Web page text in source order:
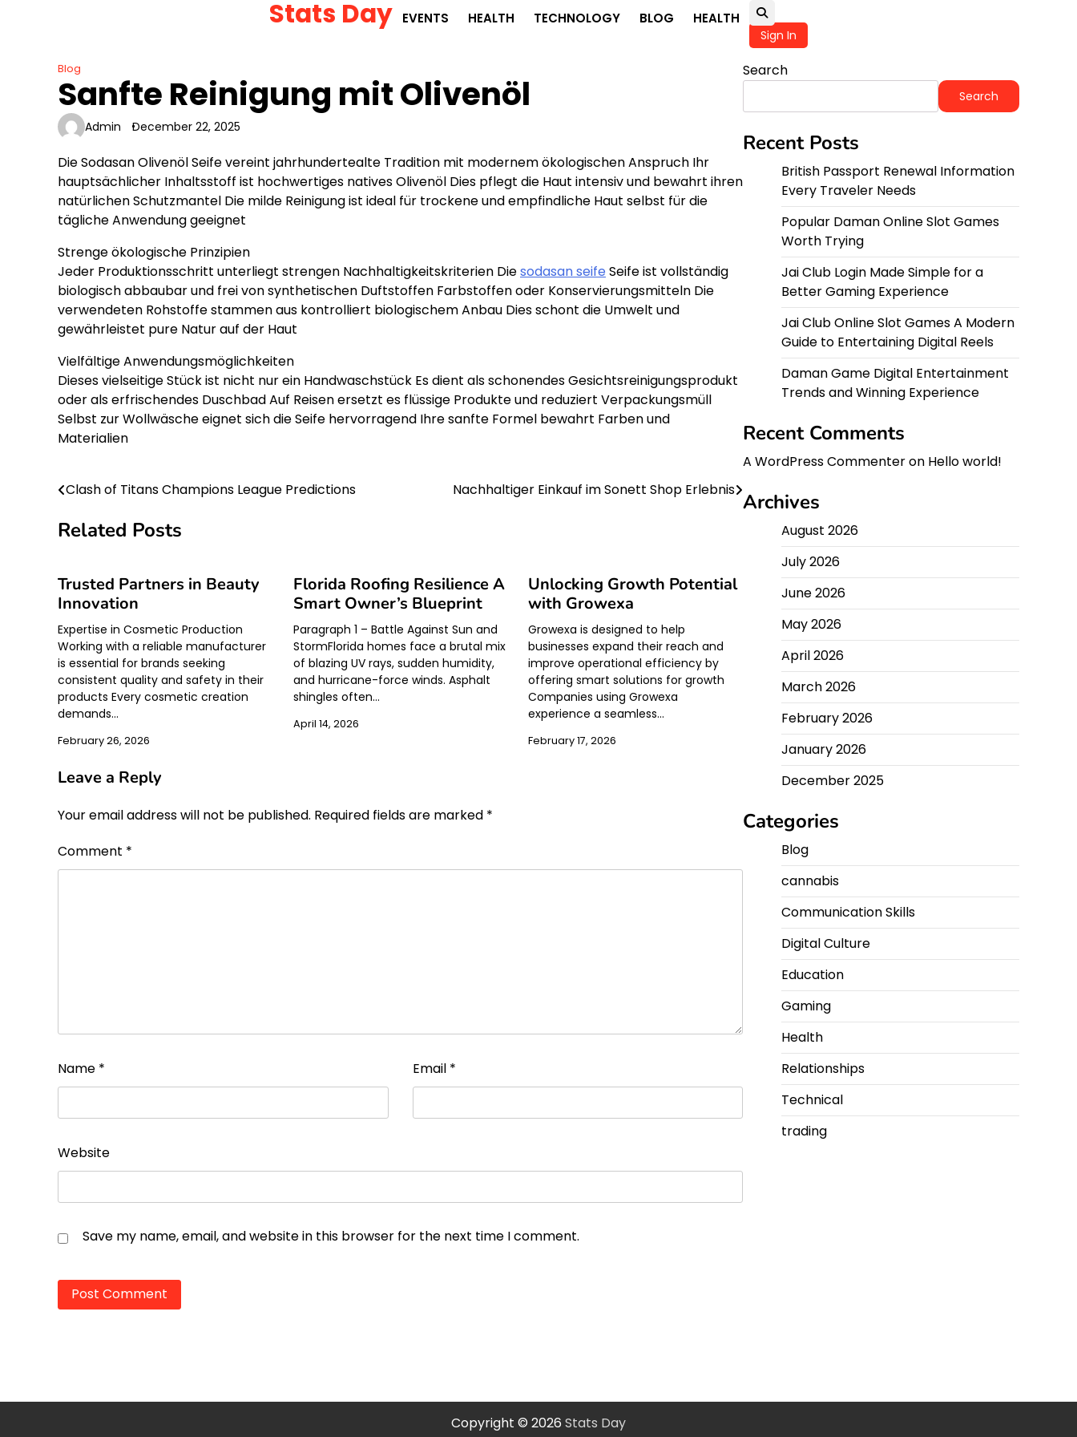
Stats Day EVENTS HEALTH TECHNOLOGY BLOG HEALTH
Sign In
Blog
Sanfte Reinigung mit Olivenöl
Admin December 22, 2025
Die Sodasan Olivenöl Seife vereint jahrhundertealte Tradition mit modernem ökologischen Anspruch Ihr
hauptsächlicher Inhaltsstoff ist hochwertiges natives Olivenöl Dies pflegt die Haut intensiv und bewahrt ihren
natürlichen Schutzmantel Die milde Reinigung ist ideal für trockene und empfindliche Haut selbst für die
tägliche Anwendung geeignet
Strenge ökologische Prinzipien
Jeder Produktionsschritt unterliegt strengen Nachhaltigkeitskriterien Diesodasan seife Seife ist vollständig
biologisch abbaubar und frei von synthetischen Duftstoffen Farbstoffen oder Konservierungsmitteln Die
verwendeten Rohstoffe stammen aus kontrolliert biologischem Anbau Dies schont die Umwelt und
gewährleistet pure Natur auf der Haut
Vielfältige Anwendungsmöglichkeiten
Dieses vielseitige Stück ist nicht nur ein Handwaschstück Es dient als schonendes Gesichtsreinigungsprodukt
oder als erfrischendes Duschbad Auf Reisen ersetzt es flüssige Produkte und reduziert Verpackungsmüll
Selbst zur Wollwäsche eignet sich die Seife hervorragend Ihre sanfte Formel bewahrt Farben und
Materialien
Post
navigation
Clash of Titans Champions League Predictions Nachhaltiger Einkauf im Sonett Shop Erlebnis
Related Posts
Trusted Partners in Beauty
Innovation
Expertise in Cosmetic Production
Working with a reliable manufacturer
is essential for brands seeking
consistent quality and safety in their
products Every cosmetic creation
demands…
February 26, 2026
Florida Roofing Resilience A
Smart Owner’s Blueprint
Paragraph 1 – Battle Against Sun and
StormFlorida homes face a brutal mix
of blazing UV rays, sudden humidity,
and hurricane-force winds. Asphalt
shingles often…
April 14, 2026
Unlocking Growth Potential
with Growexa
Growexa is designed to help
businesses expand their reach and
improve operational efficiency by
offering smart solutions for growth
Companies using Growexa
experience a seamless…
February 17, 2026
Leave a Reply
Your email address will not be published. Required fields are marked *
Comment *
Name * Email *
Website
Save my name, email, and website in this browser for the next time I comment.
Search
Search
Recent Posts
British Passport Renewal Information
Every Traveler Needs
Popular Daman Online Slot Games
Worth Trying
Jai Club Login Made Simple for a
Better Gaming Experience
Jai Club Online Slot Games A Modern
Guide to Entertaining Digital Reels
Daman Game Digital Entertainment
Trends and Winning Experience
Recent Comments
A WordPress Commenteron Hello world!
Archives
August 2026
July 2026
June 2026
May 2026
April 2026
March 2026
February 2026
January 2026
December 2025
Categories
Blog
cannabis
Communication Skills
Digital Culture
Education
Gaming
Health
Relationships
Technical
trading
Copyright © 2026 Stats Day